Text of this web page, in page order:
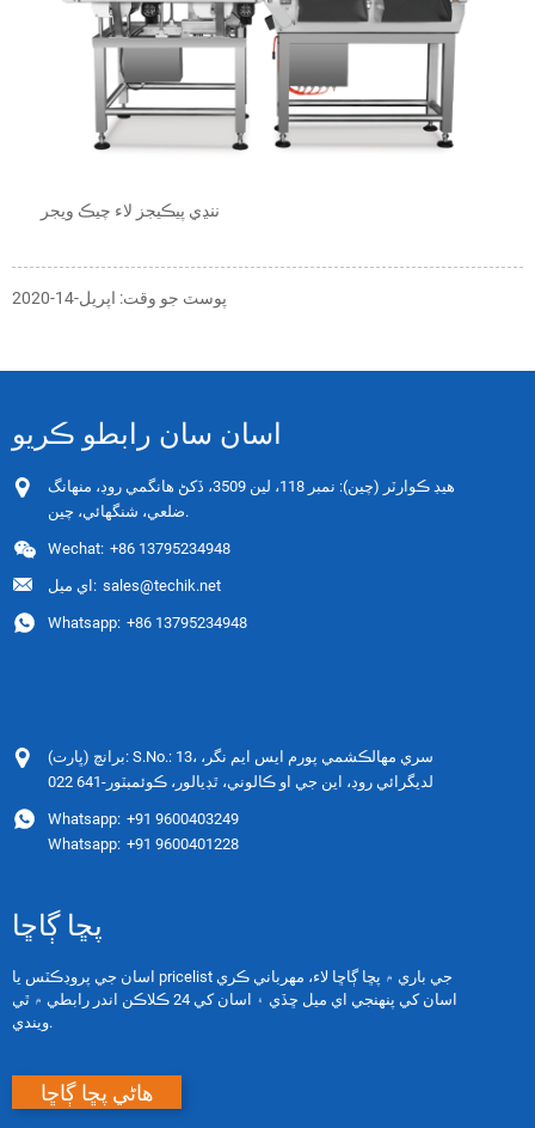
ننڍي پيڪيجز لاء چيڪ ويجر
پوسٽ جو وقت: اپريل-14-2020
اسان سان رابطو ڪريو
هيڊ ڪوارٽر (چين): نمبر 118، لين 3509، ڏکڻ هانگمي روڊ، منهانگ
ضلعي، شنگھائي، چين.
Wechat: +86 13795234948
اي ميل: sales@techik.net
Whatsapp: +86 13795234948
برانچ (ڀارت): S.No.: 13، سري مهالڪشمي پورم ايس ايم نگر،
لديگرائي روڊ، اين جي او ڪالوني، ٿڊيالور، ڪوئمبٽور-641 022
Whatsapp: +91 9600403249
Whatsapp: +91 9600401228
پڇا ڳاڇا
اسان جي پروڊڪٽس يا pricelist جي باري ۾ پڇا ڳاڇا لاء، مهرباني ڪري
اسان کي پنهنجي اي ميل ڇڏي ۽ اسان کي 24 ڪلاڪن اندر رابطي ۾ ٿي
ويندي.
ھاڻي پڇا ڳاڇا